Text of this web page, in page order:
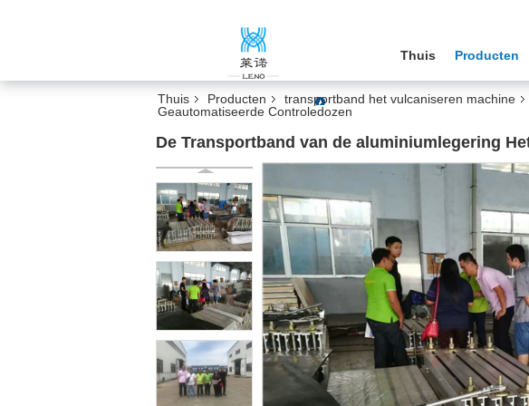
Thuis Producten
Thuis Producten transportband het vulcaniseren machine
Geautomatiseerde Controledozen
De Transportband van de aluminiumlegering